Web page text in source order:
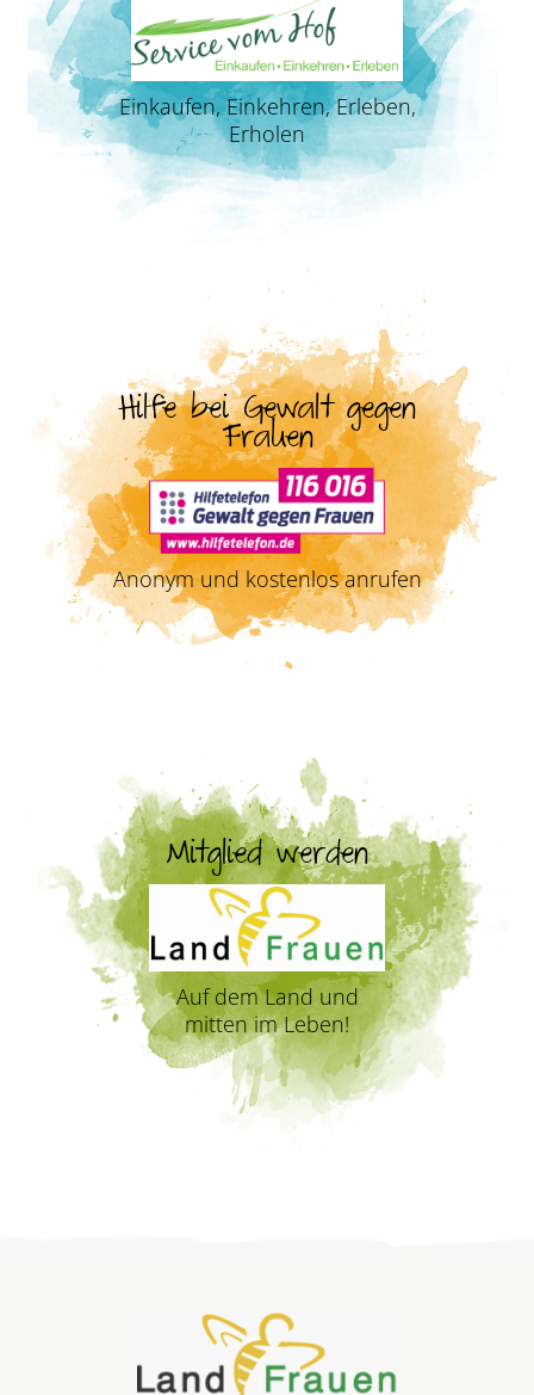
Einkaufen, Einkehren, Erleben,
Erholen
Hilfe bei Gewalt gegen
Frauen
Anonym und kostenlos anrufen
Mitglied werden
Auf dem Land und
mitten im Leben!